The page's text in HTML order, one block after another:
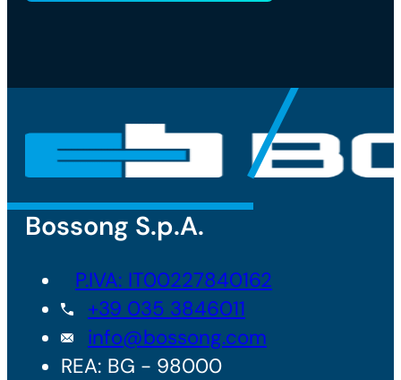
Bossong S.p.A.
P.IVA: IT00227840162
+39 035 3846011
info@bossong.com
REA: BG - 98000